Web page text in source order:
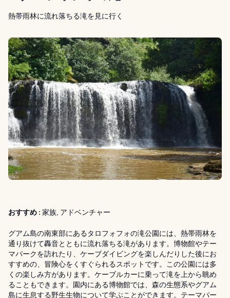
熱帯雨林に流れ落ちる滝を見に行く
おすすめ : 家族, アドベンチャー
グアム島の南東部にあるタロフォフォの滝公園には、熱帯雨林を
通り抜けて轟音とともに流れ落ちる滝があります。博物館やテー
マパークを訪れたり、ケーブダイビングを楽しんだりした後にお
すすめの、冒険心をくすぐられるスポットです。この公園には多
くの楽しみ方があります。ケーブルカーに乗って滝を上から眺め
ることもできます。園内にある博物館では、森の生態系やグアム
島に生息する野生生物について学ぶことができます。テーマパー